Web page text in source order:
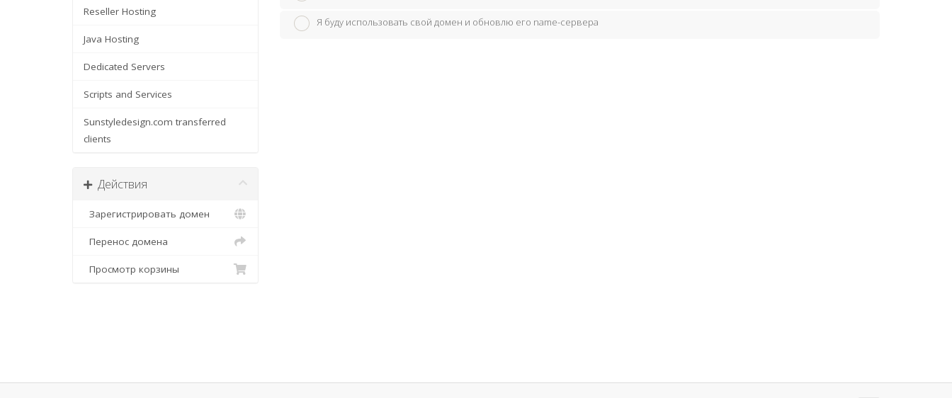
Reseller Hosting
Java Hosting
Dedicated Servers
Scripts and Services
Sunstyledesign.com transferred
clients
Действия
Зарегистрировать домен
Перенос домена
Просмотр корзины
Я буду использовать свой домен и обновлю его name-сервера